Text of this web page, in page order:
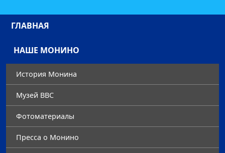
ГЛАВНАЯ
НАШЕ МОНИНО
История Монина
Музей ВВС
Фотоматериалы
Преccа о Монино